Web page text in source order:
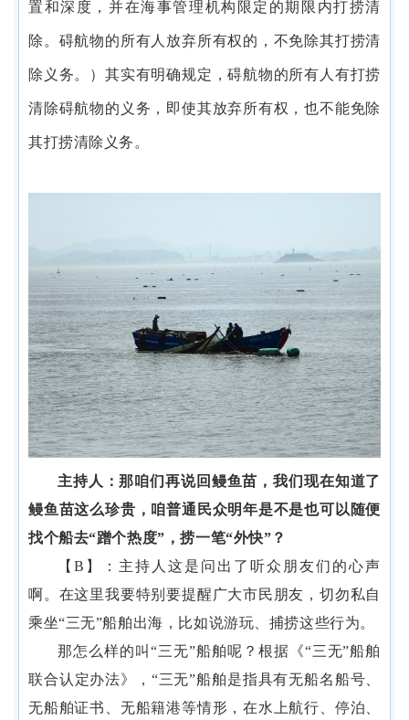
置和深度，并在海事管理机构限定的期限内打捞清
除。碍航物的所有人放弃所有权的，不免除其打捞清
除义务。）其实有明确规定，碍航物的所有人有打捞
清除碍航物的义务，即使其放弃所有权，也不能免除
其打捞清除义务。
主持人：那咱们再说回鳗鱼苗，我们现在知道了
鳗鱼苗这么珍贵，咱普通民众明年是不是也可以随便
找个船去“蹭个热度”，捞一笔“外快”？
【B】
：主持人这是问出了听众朋友们的心声
啊。 在这里我要特别要提醒广大市民朋友，切勿私自
乘坐“三无”船舶出海，比如说游玩、捕捞这些行为。
那怎么样的叫 “三无”船舶呢？根据《“三无”船舶
联合认定办法》，“三无”船舶是指具有无船名船号、
无船舶证书、无船籍港等情形，在水上航行、停泊、